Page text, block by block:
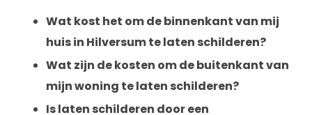
Wat kost het om de binnenkant van mij
huis in Hilversum te laten schilderen?
Wat zijn de kosten om de buitenkant van
mijn woning te laten schilderen?
Is laten schilderen door een